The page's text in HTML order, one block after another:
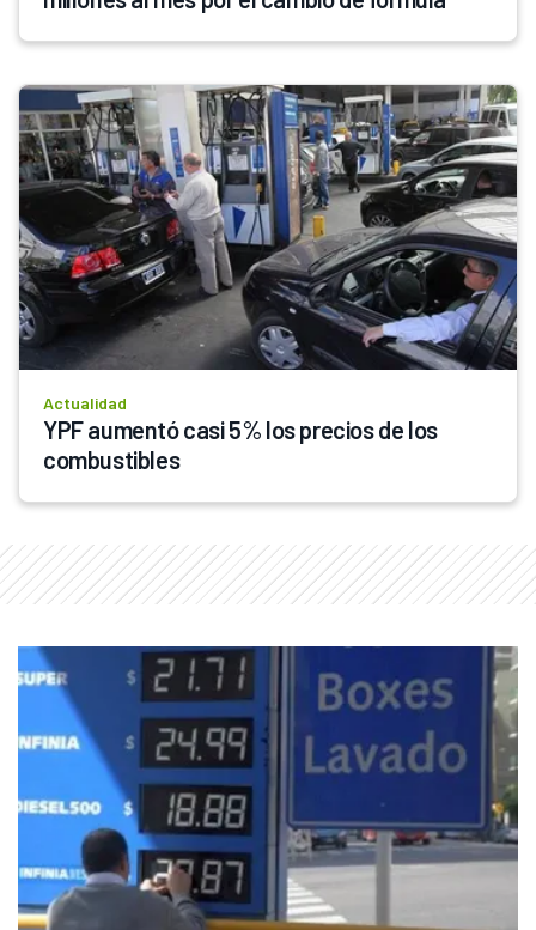
Actualidad
YPF aumentó casi 5% los precios de los
combustibles